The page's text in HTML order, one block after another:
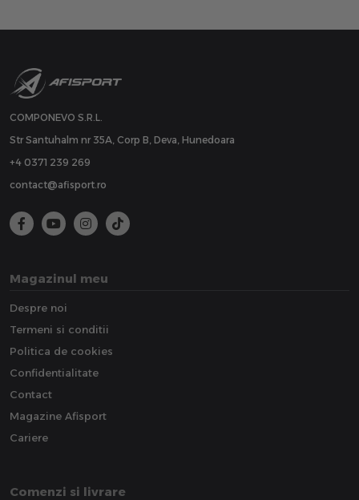
COMPONEVO S.R.L.
Str Santuhalm nr 35A, Corp B, Deva, Hunedoara
+4 0371 239 269
contact@afisport.ro
Magazinul meu
Despre noi
Termeni si conditii
Politica de cookies
Confidentialitate
Contact
Magazine Afisport
Cariere
Comenzi si livrare